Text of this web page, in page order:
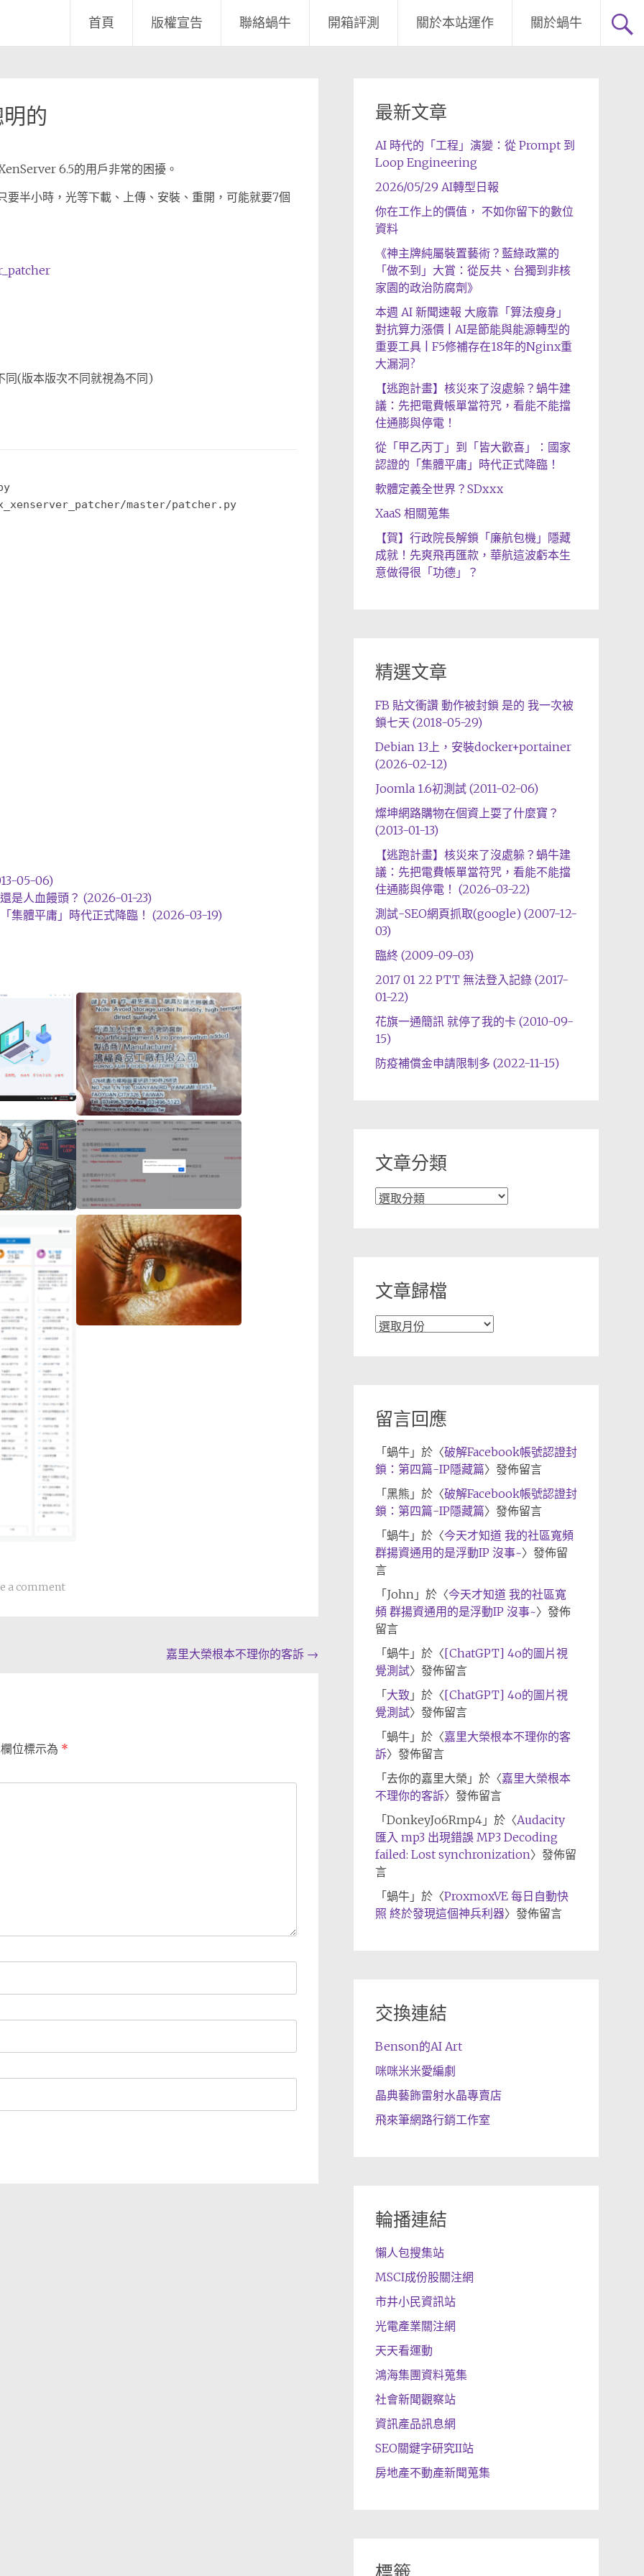
首頁 版權宣告 聯絡蝸牛 開箱評測 關於本站運作 關於蝸牛
的
6.5的用戶非常的困擾。
半小時，光等下載、上傳、安裝、重開，可能就要7個
同(版本版次不同就視為不同)
master/patcher.py
05-06)
是人血饅頭？ (2026-01-23)
集體平庸」時代正式降臨！ (2026-03-19)
a comment
嘉里大榮根本不理你的客訴 →
位標示為 *
最新文章
AI 時代的「工程」演變：從 Prompt 到
Loop Engineering
2026/05/29 AI轉型日報
你在工作上的價值， 不如你留下的數位
資料
《神主牌純屬裝置藝術？藍綠政黨的
「做不到」大賞：從反共、台獨到非核
家園的政治防腐劑》
本週 AI 新聞速報 大廠靠「算法瘦身」
對抗算力漲價 | AI是節能與能源轉型的
重要工具 | F5修補存在18年的Nginx重
大漏洞?
【逃跑計畫】核災來了沒處躲？蝸牛建
議：先把電費帳單當符咒，看能不能擋
住通膨與停電！
從「甲乙丙丁」到「皆大歡喜」：國家
認證的「集體平庸」時代正式降臨！
軟體定義全世界？SDxxx
XaaS 相關蒐集
【賀】行政院長解鎖「廉航包機」隱藏
成就！先爽飛再匯款，華航這波虧本生
意做得很「功德」？
精選文章
FB 貼文衝讚 動作被封鎖 是的 我一次被
鎖七天 (2018-05-29)
Debian 13上，安裝docker+portainer
(2026-02-12)
Joomla 1.6初測試 (2011-02-06)
燦坤網路購物在個資上耍了什麼寶？
(2013-01-13)
【逃跑計畫】核災來了沒處躲？蝸牛建
議：先把電費帳單當符咒，看能不能擋
住通膨與停電！ (2026-03-22)
測試-SEO網頁抓取(google) (2007-12-
03)
臨終 (2009-09-03)
2017 01 22 PTT 無法登入記錄 (2017-
01-22)
花旗一通簡訊 就停了我的卡 (2010-09-
15)
防疫補償金申請限制多 (2022-11-15)
文章分類
文
文章歸檔
文
留言回應
「 蝸牛」於〈破解Facebook帳號認證封
鎖：第四篇-IP隱藏篇〉發佈留言
「 黑熊 」於〈破解Facebook帳號認證封
鎖：第四篇-IP隱藏篇〉發佈留言
「 蝸牛」於〈今天才知道 我的社區寬頻
群揚資通用的是浮動IP 沒事~〉發佈留
言
「 John」於〈今天才知道 我的社區寬
頻 群揚資通用的是浮動IP 沒事~〉發佈
留言
「 蝸牛」於〈[ChatGPT] 4o的圖片視
覺測試〉發佈留言
「 大致 」於〈[ChatGPT] 4o的圖片視
覺測試〉發佈留言
「 蝸牛」於〈嘉里大榮根本不理你的客
訴〉發佈留言
「 去你的嘉里大榮 」於〈嘉里大榮根本
不理你的客訴〉發佈留言
「 DonkeyJo6Rmp4」於〈Audacity
匯入 mp3 出現錯誤 MP3 Decoding
failed: Lost synchronization〉發佈留
言
「 蝸牛」於〈ProxmoxVE 每日自動快
照 終於發現這個神兵利器〉發佈留言
交換連結
Benson的AI Art
咪咪米米愛編劇
晶典藝飾雷射水晶專賣店
飛來筆網路行銷工作室
輪播連結
懶人包搜集站
MSCI成份股關注網
市井小民資訊站
光電產業關注網
天天看運動
鴻海集團資料蒐集
社會新聞觀察站
資訊產品訊息網
SEO關鍵字研究II站
房地產不動產新聞蒐集